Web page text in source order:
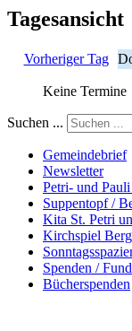
Tagesansicht
Vorheriger Tag
Keine Termine
Suchen ...
Gemeindebrief
Newsletter
Petri- und
Suppentopf /
Kita St. Petri
Kirchspiel
Spenden /
Bücherspenden